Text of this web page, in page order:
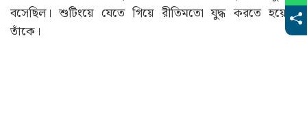
বসেছিল। শুটিংয়ে যেতে গিয়ে রীতিমতো যুদ্ধ করতে হয়েছে
তাঁকে।